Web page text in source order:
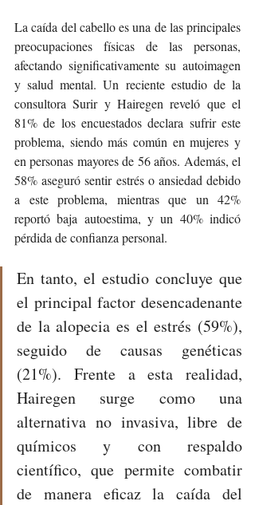
La caída del cabello es una de las principales
preocupaciones físicas de las personas,
afectando significativamente su autoimagen
y salud mental. Un reciente estudio de la
consultora Surir y Hairegen reveló que el
81% de los encuestados declara sufrir este
problema, siendo más común en mujeres y
en personas mayores de 56 años. Además, el
58% aseguró sentir estrés o ansiedad debido
a este problema, mientras que un 42%
reportó baja autoestima, y un 40% indicó
pérdida de confianza personal.
En tanto, el estudio concluye que
el principal factor desencadenante
de la alopecia es el estrés (59%),
seguido de causas genéticas
(21%). Frente a esta realidad,
Hairegen surge como una
alternativa no invasiva, libre de
químicos y con respaldo
científico, que permite combatir
de manera eficaz la caída del